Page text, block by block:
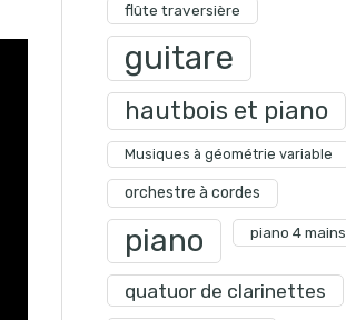
flûte traversière
guitare
hautbois et piano
Musiques à géométrie variable
orchestre à cordes
piano piano 4 mains
quatuor de clarinettes